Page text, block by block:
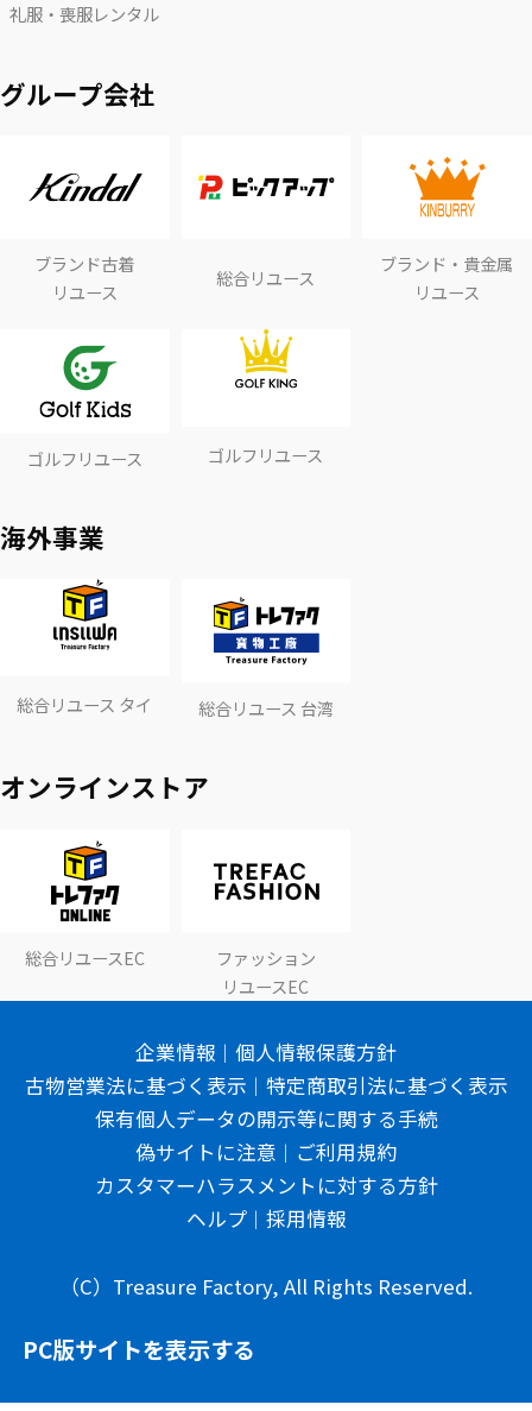
礼服・喪服レンタル
グループ会社
ブランド古着
リユース
総合リユース
ブランド・貴金属
リユース
ゴルフリユース ゴルフリユース
海外事業
総合リユース タイ 総合リユース 台湾
オンラインストア
総合リユースEC
ファッション
リユースEC
企業情報
個人情報保護方針
古物営業法に基づく表示
特定商取引法に基づく表示
保有個人データの開示等に関する手続
偽サイトに注意
ご利用規約
カスタマーハラスメントに対する方針
ヘルプ
採用情報
（C）Treasure Factory, All Rights Reserved.
PC版サイトを表示する